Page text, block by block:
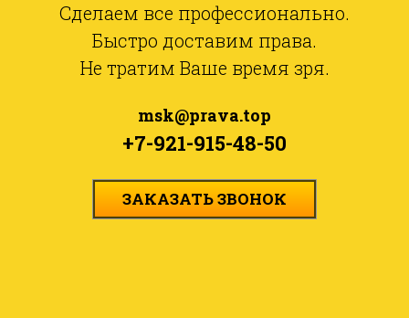
Сделаем все профессионально.
Быстро доставим права.
Не тратим Ваше время зря.
msk@prava.top
+7-921-915-48-50
ЗАКАЗАТЬ ЗВОНОК